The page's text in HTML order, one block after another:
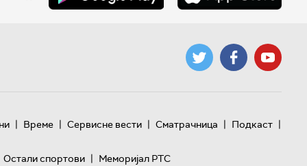
| Време | Сервисне вести | Сматрачница | Подкаст |
Остали спортови | Меморијал РТС